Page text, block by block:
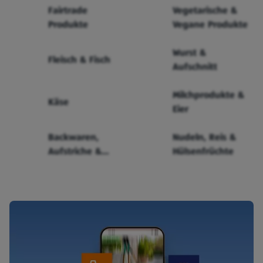
Fairtrade
Produkte
Vegetarische &
Vegane Produkte
Fleisch & Fisch
Wurst &
Aufschnitt
Käse
Milchprodukte &
Eier
Backwaren,
Aufstriche &
Nudeln, Reis &
Hülsenfrüchte